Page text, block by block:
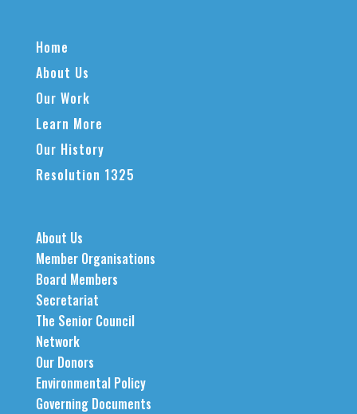
Home
About Us
Our Work
Learn More
Our History
Resolution 1325
About Us
Member Organisations
Board Members
Secretariat
The Senior Council
Network
Our Donors
Environmental Policy
Governing Documents